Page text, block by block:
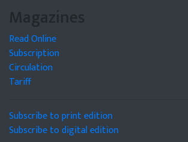
Magazines
Read Online
Subscription
Circulation
Tariff
Subscribe to print edition
Subscribe to digital edition